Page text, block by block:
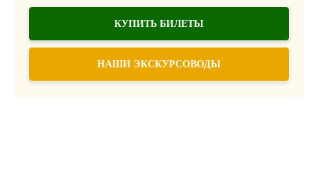
КУПИТЬ БИЛЕТЫ
НАШИ ЭКСКУРСОВОДЫ